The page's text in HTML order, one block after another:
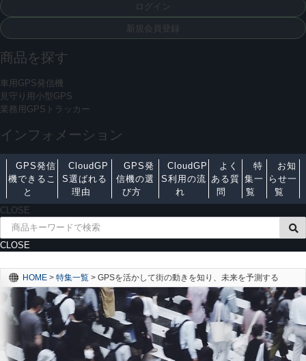
ログイン
新規会員登録
商品を探す
車用GPS発信機
見守り用小型GPS
業務用GPSトラッカー
インフォメーション
GPS発信
機できるこ
と
CloudGP
S選ばれる
理由
GPS発
信機の選
び方
CloudGP
S利用の流
れ
よく
ある質
問
特
集一
覧
お知
らせ一
覧
CLOSE
CLOSE
HOME > 特集一覧 > GPSを活かして街の動きを知り、未来を予測する